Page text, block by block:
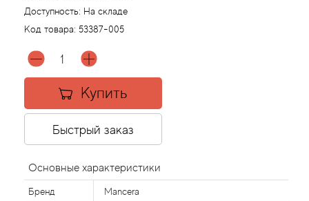
Доступность: На складе
Код товара: 53387-005
Купить
Быстрый заказ
Основные характеристики
Бренд Mancera
Acca Kappa
Acqua di Parma
Acqua di Sardegna
Adidas
Aerin Lauder
Статьи